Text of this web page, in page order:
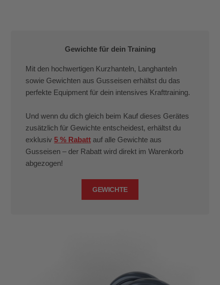
Gewichte für dein Training
Mit den hochwertigen Kurzhanteln, Langhanteln
sowie Gewichten aus Gusseisen erhältst du das
perfekte Equipment für dein intensives Krafttraining.
Und wenn du dich gleich beim Kauf dieses Gerätes
zusätzlich für Gewichte entscheidest, erhältst du
exklusiv 5 % Rabatt auf alle Gewichte aus
Gusseisen – der Rabatt wird direkt im Warenkorb
abgezogen!
GEWICHTE